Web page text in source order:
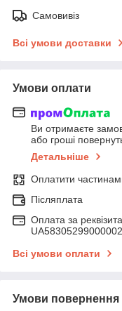
Самовивіз
Всі умови доставки
Умови оплати
Ви отримаєте
або гроші
Детальніше
Оплатити
Післяплата
Оплата за
Всі умови оплати
Умови повернення